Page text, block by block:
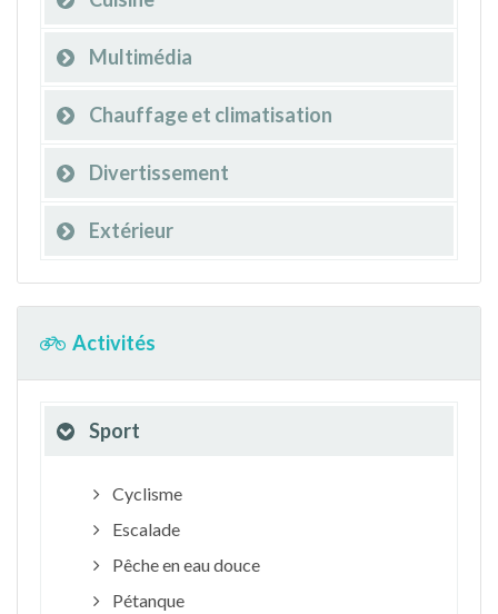
Multimédia
Chauffage et climatisation
Divertissement
Extérieur
Activités
Sport
Cyclisme
Escalade
Pêche en eau douce
Pétanque